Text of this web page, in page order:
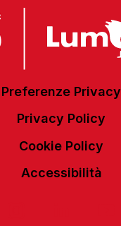
Preferenze Privacy
Privacy Policy
Cookie Policy
Accessibilità